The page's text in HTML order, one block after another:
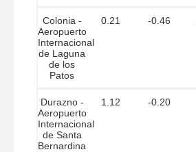
Colonia -
Aeropuerto
Internacional
de Laguna
de los
Patos
0.21 -0.46
Durazno -
Aeropuerto
Internacional
de Santa
Bernardina
1.12 -0.20